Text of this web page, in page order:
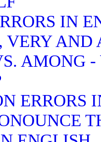
IN
VERY AND
AMONG
ERRORS